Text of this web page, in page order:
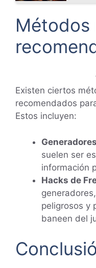
Métodos
Existen ciertos
recomendados
Estos incluyen:
suelen ser
información
Hacks de
peligrosos y
baneen del